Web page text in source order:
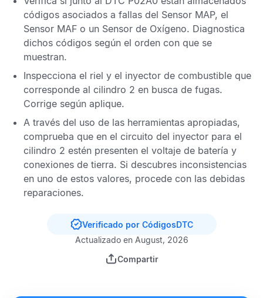
códigos asociados a fallas del Sensor MAP, el
Sensor MAF o un Sensor de Oxígeno. Diagnostica
dichos códigos según el orden con que se
muestran.
Inspecciona el riel y el inyector de combustible que
corresponde al cilindro 2 en busca de fugas.
Corrige según aplique.
A través del uso de las herramientas apropiadas,
comprueba que en el circuito del inyector para el
cilindro 2 estén presenten el voltaje de batería y
conexiones de tierra. Si descubres inconsistencias
en uno de estos valores, procede con las debidas
reparaciones.
Verificado por CódigosDTC
Actualizado en August, 2026
Compartir